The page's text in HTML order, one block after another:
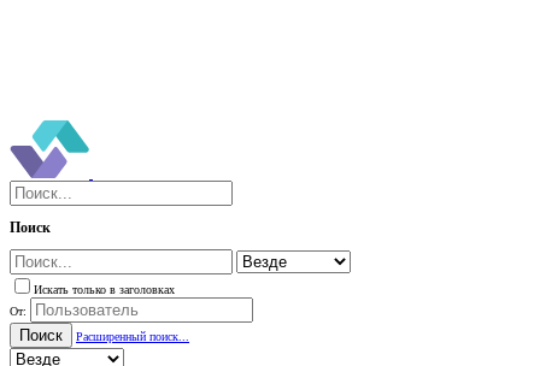
Поиск
Искать только в заголовках
От:
Поиск Расширенный поиск...